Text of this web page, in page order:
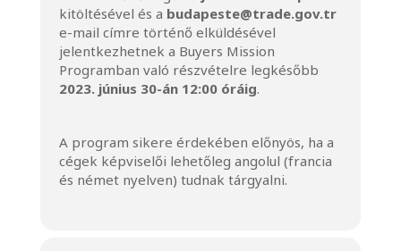
kitöltésével és a budapeste@trade.gov.tr
e-mail címre történő elküldésével
jelentkezhetnek a Buyers Mission
Programban való részvételre legkésőbb
2023. június 30-án 12:00 óráig.
A program sikere érdekében előnyös, ha a
cégek képviselői lehetőleg angolul (francia
és német nyelven) tudnak tárgyalni.